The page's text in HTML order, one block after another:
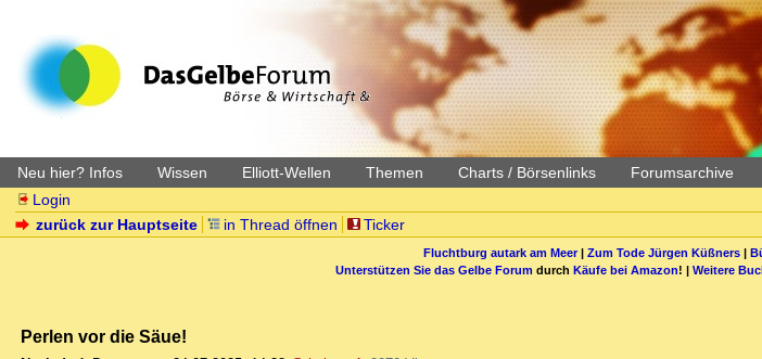
Neu hier? Infos Wissen Elliott-Wellen Themen Charts / Börsenlinks Forumsarchive
Login
zurück zur Hauptseite
in Thread öffnen Ticker
Fluchtburg autark am Meer| Zum Tode Jürgen Küßners|
Unterstützen Sie das Gelbe Forum durch Käufe bei Amazon! | Weitere
Perlen vor die Säue!